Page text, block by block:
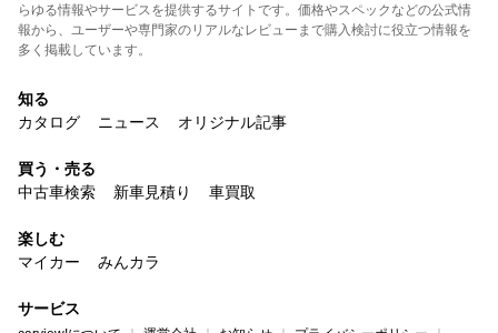
らゆる情報やサービスを提供するサイトです。価格やスペックなどの公式情
報から、ユーザーや専門家のリアルなレビューまで購入検討に役立つ情報を
多く掲載しています。
知る
カタログ
ニュース オリジナル記事
買う・売る
中古車検索
新車見積り 車買取
楽しむ
マイカー
みんカラ
サービス